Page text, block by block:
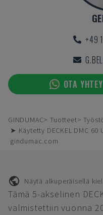
+49
OTA
GINDUMAC Tuotteet
➤ Käytetty DECKEL DMC 60
gindumac.com
Näytä alkuperäisellä
Tämä 5-akselinen
valmistettiin vuonna